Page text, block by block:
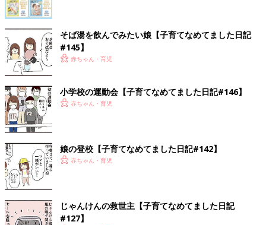
そば湯を飲んでみたい娘【子育てなめてました日記
#145】
赤ちゃん・育児
小学校の運動会【子育てなめてました日記#146】
赤ちゃん・育児
娘の登校【子育てなめてました日記#142】
赤ちゃん・育児
じゃんけんの救世主【子育てなめてました日記
#127】